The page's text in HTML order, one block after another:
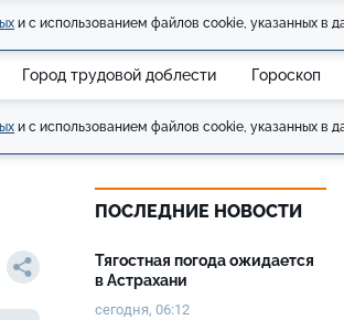
и с использованием файлов cookie, указанных в
Город трудовой доблести Гороскоп
и с использованием файлов cookie, указанных в
ПОСЛЕДНИЕ НОВОСТИ
Тягостная погода ожидается
в Астрахани
сегодня, 06:12